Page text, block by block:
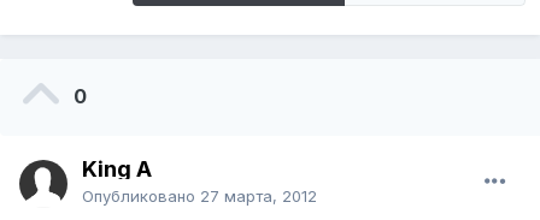
0
King A
Опубликовано 27 марта, 2012